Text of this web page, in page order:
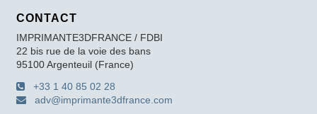
CONTACT
IMPRIMANTE3DFRANCE / FDBI
22 bis rue de la voie des bans
95100 Argenteuil (France)
+33 1 40 85 02 28
adv@imprimante3dfrance.com